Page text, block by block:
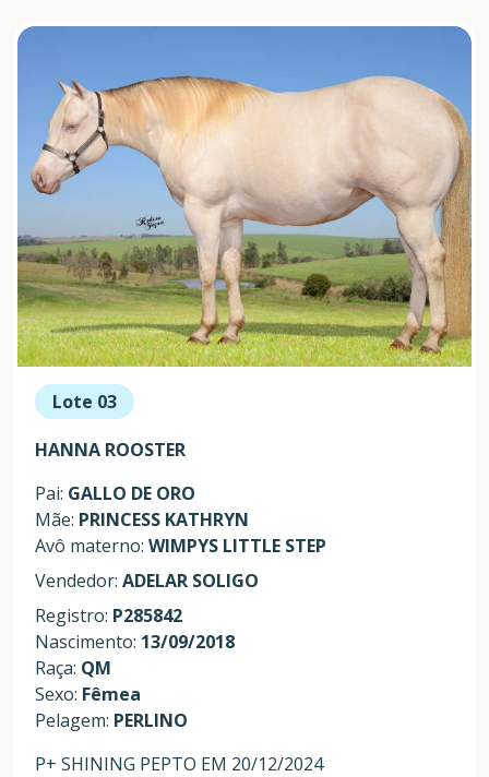
Lote 03
HANNA ROOSTER
Pai: GALLO DE ORO
Mãe: PRINCESS KATHRYN
Avô materno: WIMPYS LITTLE STEP
Vendedor: ADELAR SOLIGO
Registro: P285842
Nascimento: 13/09/2018
Raça: QM
Sexo: Fêmea
Pelagem: PERLINO
P+ SHINING PEPTO EM 20/12/2024